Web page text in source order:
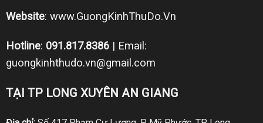
Website: www.GuongKinhThuDo.Vn
Hotline: 091.817.8386| Email:
guongkinhthudo.vn@gmail.com
TẠI TP LONG XUYÊN AN GIANG